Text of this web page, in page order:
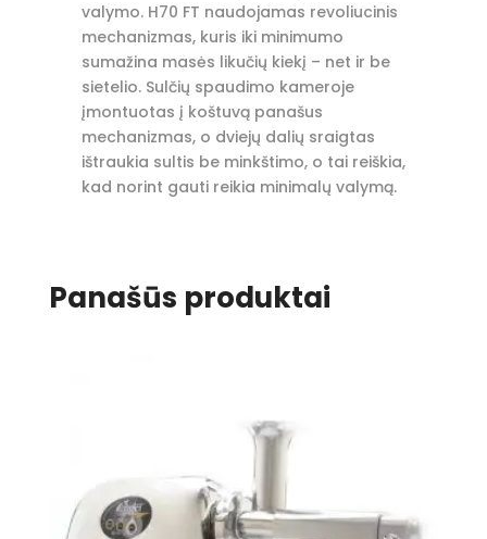
valymo. H70 FT naudojamas revoliucinis
mechanizmas, kuris iki minimumo
sumažina masės likučių kiekį – net ir be
sietelio. Sulčių spaudimo kameroje
įmontuotas į koštuvą panašus
mechanizmas, o dviejų dalių sraigtas
ištraukia sultis be minkštimo, o tai reiškia,
kad norint gauti reikia minimalų valymą.
Panašūs produktai